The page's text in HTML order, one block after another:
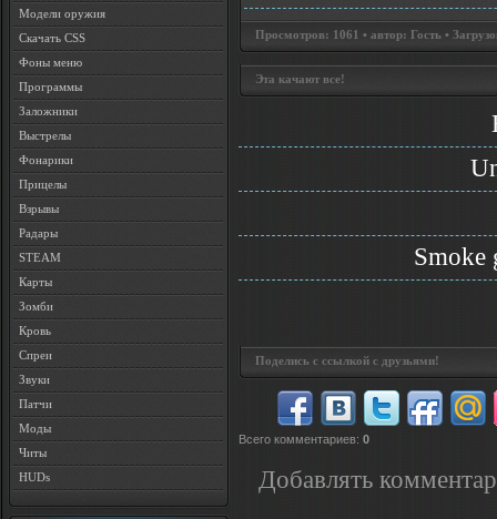
Модели оружия
Скачать CSS
Фоны меню
Программы
Заложники
Выстрелы
Фонарики
Прицелы
Взрывы
Радары
STEAM
Карты
Зомби
Кровь
Спреи
Звуки
Патчи
Моды
Читы
HUDs
Просмотров: 1061 • автор: Гость •
Эта качают все!
Smoke
Поделись с ссылкой с друзьями!
Всего комментариев: 0
Добавлять